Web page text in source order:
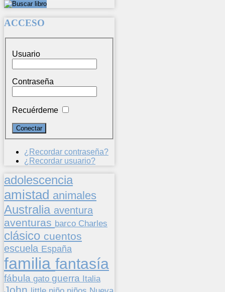
ACCESO
Usuario
Contraseña
Recuérdeme
¿Recordar contraseña?
¿Recordar usuario?
adolescencia
amistad animales
Australia aventura
aventuras barco Charles
clásico cuentos
escuela España
familia fantasía
fábula gato guerra Italia